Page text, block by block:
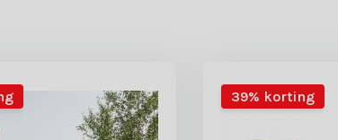
39% korting